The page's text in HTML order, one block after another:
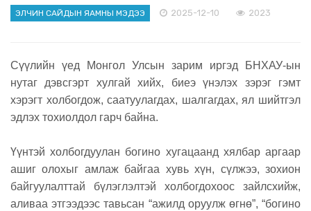
ЭЛЧИН САЙДЫН ЯАМНЫ МЭДЭЭ 2025-12-10 2023
Сүүлийн үед Монгол Улсын зарим иргэд БНХАУ-ын
нутаг дэвсгэрт хулгай хийх, биеэ үнэлэх зэрэг гэмт
хэрэгт холбогдож, саатуулагдах, шалгагдах, ял шийтгэл
эдлэх тохиолдол гарч байна.
Үүнтэй холбогдуулан богино хугацаанд хялбар аргаар
ашиг олохыг амлаж байгаа хувь хүн, сүлжээ, зохион
байгуулалттай бүлэглэлтэй холбогдохоос зайлсхийж,
аливаа этгээдээс тавьсан “ажилд оруулж өгнө”, “богино